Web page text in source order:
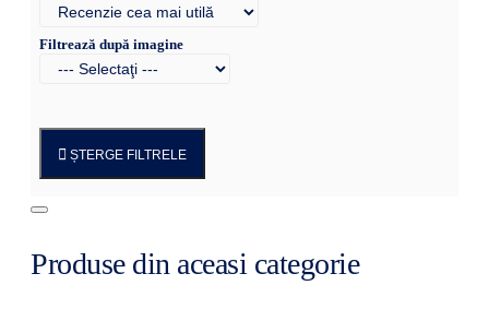
Filtrează după imagine
ȘTERGE FILTRELE
Produse din aceasi categorie